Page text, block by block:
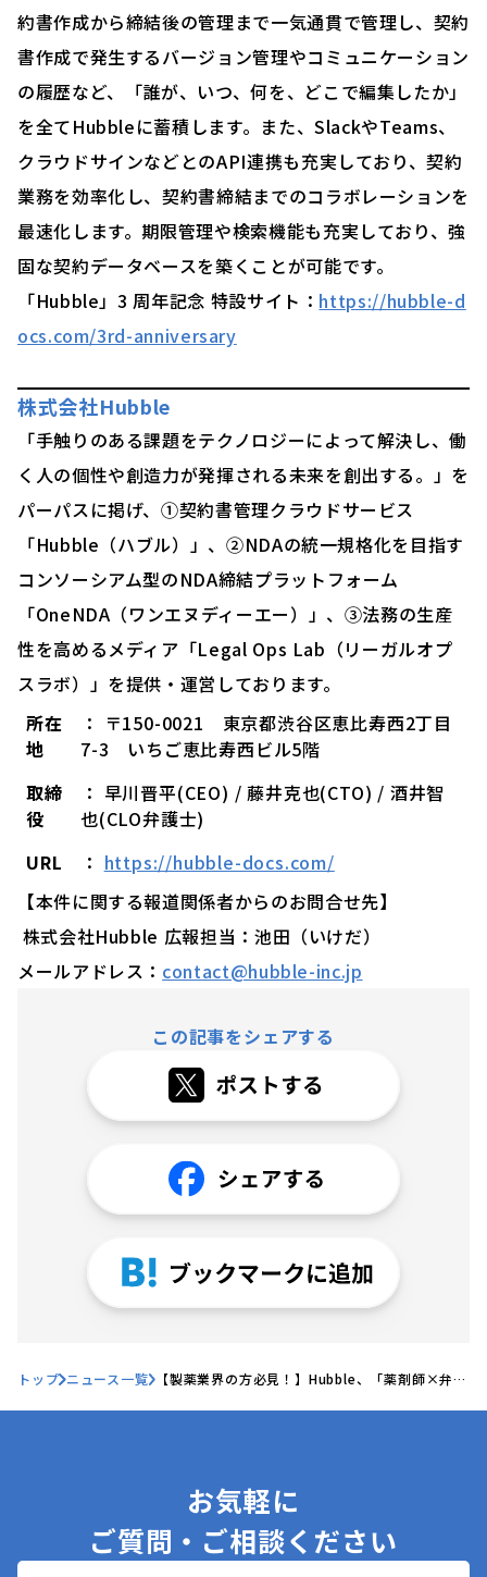
約書作成から締結後の管理まで一気通貫で管理し、契約
書作成で発生するバージョン管理やコミュニケーション
の履歴など、「誰が、いつ、何を、どこで編集したか」
を全てHubbleに蓄積します。また、SlackやTeams、
クラウドサインなどとのAPI連携も充実しており、契約
業務を効率化し、契約書締結までのコラボレーションを
最速化します。期限管理や検索機能も充実しており、強
固な契約データベースを築くことが可能です。
「Hubble」3 周年記念 特設サイト： https://hubble-d
ocs.com/3rd-anniversary
株式会社Hubble
「手触りのある課題をテクノロジーによって解決し、働
く人の個性や創造力が発揮される未来を創出する。」を
パーパスに掲げ、①契約書管理クラウドサービス
「Hubble（ハブル）」、②NDAの統一規格化を目指す
コンソーシアム型のNDA締結プラットフォーム
「OneNDA（ワンエヌディーエー）」、③法務の生産
性を高めるメディア「Legal Ops Lab（リーガルオプ
スラボ）」を提供・運営しております。
所在
地
： 〒150-0021 東京都渋谷区恵比寿西2丁目
7-3 いちご恵比寿西ビル5階
取締
役
： 早川晋平(CEO) / 藤井克也(CTO) / 酒井智
也(CLO弁護士)
URL
： https://hubble-docs.com/
【本件に関する報道関係者からのお問合せ先】
株式会社Hubble 広報担当：池田（いけだ）
メールアドレス： contact@hubble-inc.jp
この記事をシェアする
トップ ニュース一覧 【製薬業界の方必見！】Hubble、「薬剤師×弁護
お気軽に
ご質問・ご相談ください